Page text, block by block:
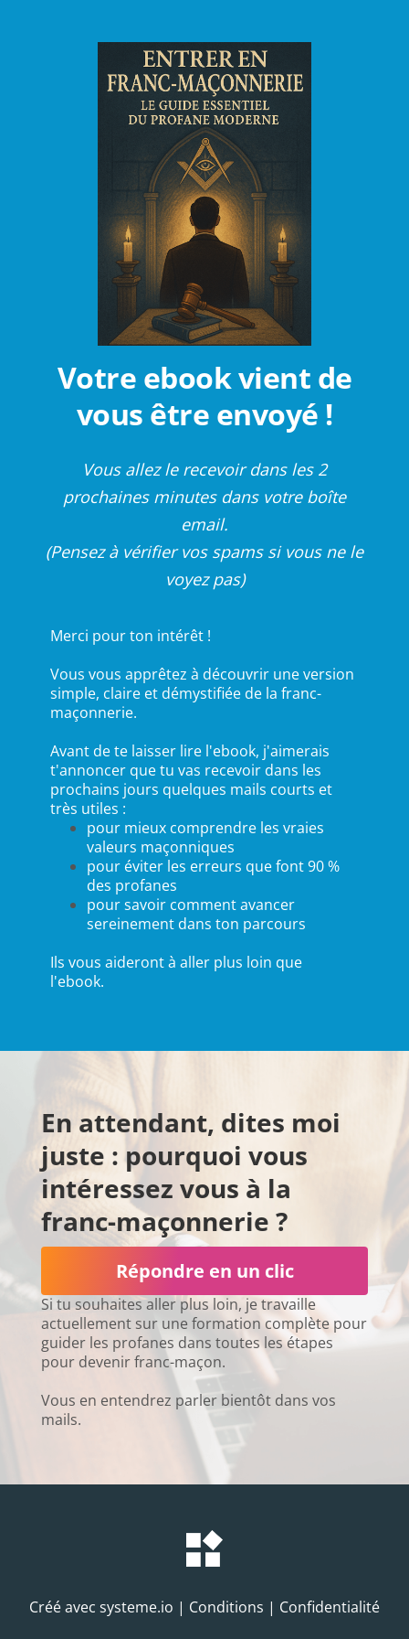
Votre ebook vient de
vous être envoyé !
Vous allez le recevoir dans les 2
prochaines minutes dans votre boîte
email.
(Pensez à vérifier vos spams si vous ne le
voyez pas)
Merci pour ton intérêt !
Vous vous apprêtez à découvrir une version
simple, claire et démystifiée de la franc-
maçonnerie.
Avant de te laisser lire l'ebook, j'aimerais
t'annoncer que tu vas recevoir dans les
prochains jours quelques mails courts et
très utiles :
pour mieux comprendre les vraies
valeurs maçonniques
pour éviter les erreurs que font 90 %
des profanes
pour savoir comment avancer
sereinement dans ton parcours
Ils vous aideront à aller plus loin que
l'ebook.
En attendant, dites moi
juste : pourquoi vous
intéressez vous à la
franc-maçonnerie ?
Répondre en un clic
Si tu souhaites aller plus loin, je travaille
actuellement sur une formation complète pour
guider les profanes dans toutes les étapes
pour devenir franc-maçon.
Vous en entendrez parler bientôt dans vos
mails.
Créé avec systeme.io | Conditions | Confidentialité